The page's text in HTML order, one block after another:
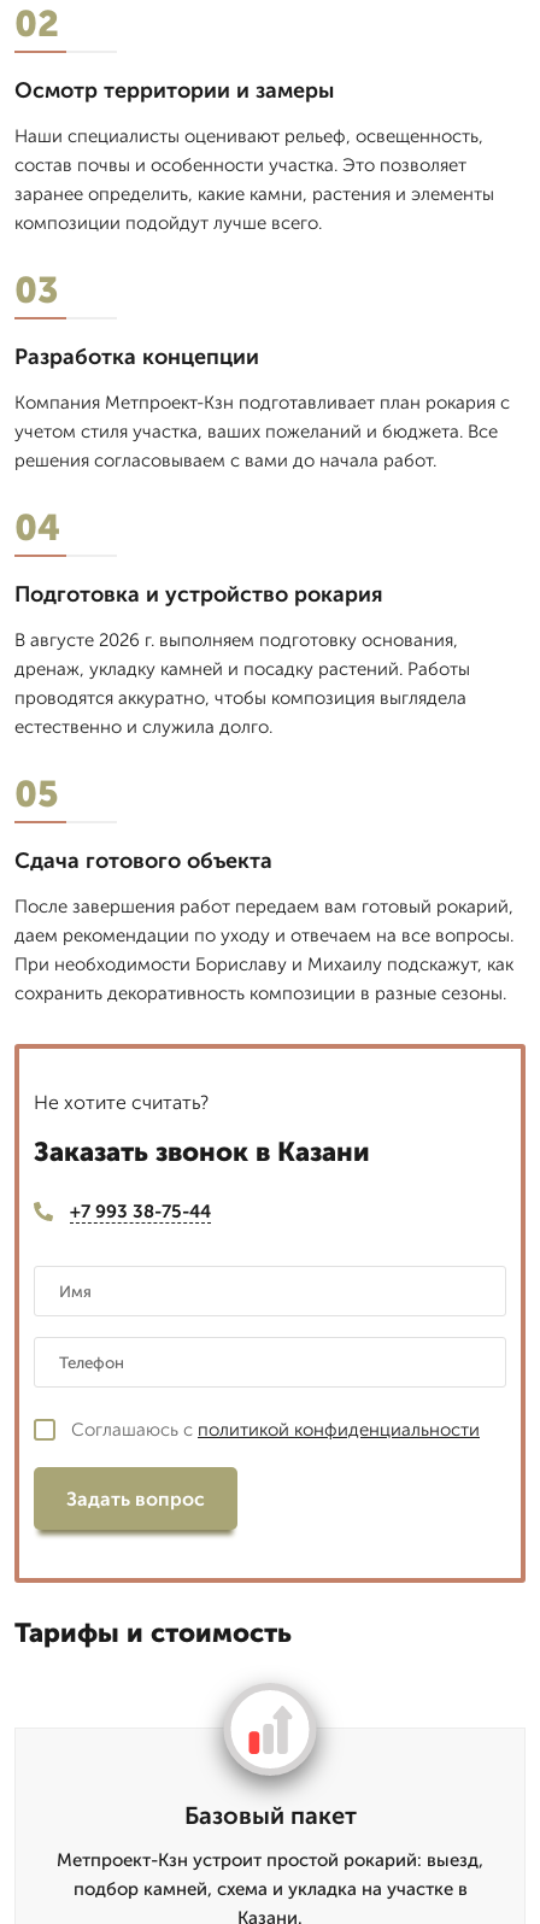
02
Осмотр территории и замеры
Наши специалисты оценивают рельеф, освещенность,
состав почвы и особенности участка. Это позволяет
заранее определить, какие камни, растения и элементы
композиции подойдут лучше всего.
03
Разработка концепции
Компания Метпроект-Кзн подготавливает план рокария с
учетом стиля участка, ваших пожеланий и бюджета. Все
решения согласовываем с вами до начала работ.
04
Подготовка и устройство рокария
В августе 2026 г. выполняем подготовку основания,
дренаж, укладку камней и посадку растений. Работы
проводятся аккуратно, чтобы композиция выглядела
естественно и служила долго.
05
Сдача готового объекта
После завершения работ передаем вам готовый рокарий,
даем рекомендации по уходу и отвечаем на все вопросы.
При необходимости Бориславу и Михаилу подскажут, как
сохранить декоративность композиции в разные сезоны.
Не хотите считать?
Заказать звонок в Казани
+7 993 38-75-44
Соглашаюсь с политикой конфиденциальности
Задать вопрос
Тарифы и стоимость
Базовый пакет
Метпроект-Кзн устроит простой рокарий: выезд,
подбор камней, схема и укладка на участке в
Казани.